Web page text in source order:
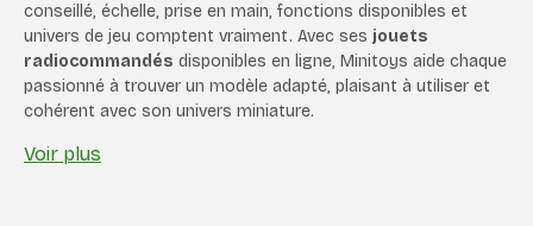
conseillé, échelle, prise en main, fonctions disponibles et
univers de jeu comptent vraiment. Avec ses jouets
radiocommandés disponibles en ligne, Minitoys aide chaque
passionné à trouver un modèle adapté, plaisant à utiliser et
cohérent avec son univers miniature.
Voir plus